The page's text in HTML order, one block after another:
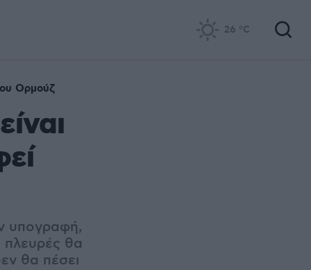
26 °C
Ορμούζ
υπογραφή,
θα
θα πέσει